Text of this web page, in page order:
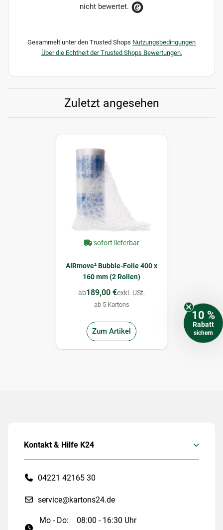
nicht bewertet.
Gesammelt unter den Trusted Shops Nutzungsbedingungen
Über die Echtheit der Trusted Shops Bewertungen.
Zuletzt angesehen
sofort lieferbar
AIRmove² Bubble-Folie 400 x
160 mm (2 Rollen)
ab189,00 €exkl. USt.
ab 5 Kartons
Zum Artikel
Kontakt & Hilfe K24
04221 42165 30
service@kartons24.de
Mo - Do:
08:00 - 16:30 Uhr
10 %
Rabatt
sichern